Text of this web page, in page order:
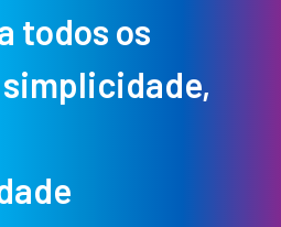
todos os